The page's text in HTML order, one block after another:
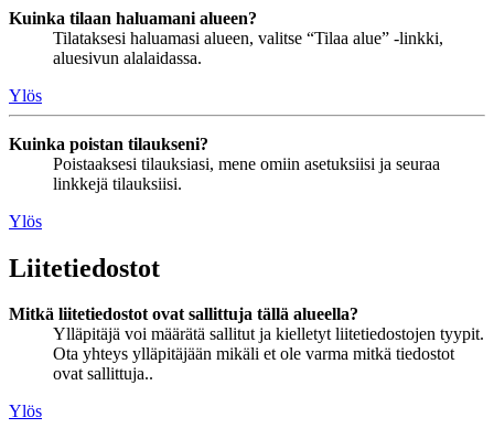
Kuinka tilaan haluamani alueen?
Tilataksesi haluamasi alueen, valitse “Tilaa alue” -linkki,
aluesivun alalaidassa.
Ylös
Kuinka poistan tilaukseni?
Poistaaksesi tilauksiasi, mene omiin asetuksiisi ja seuraa
linkkejä tilauksiisi.
Ylös
Liitetiedostot
Mitkä liitetiedostot ovat sallittuja tällä alueella?
Ylläpitäjä voi määrätä sallitut ja kielletyt liitetiedostojen tyypit.
Ota yhteys ylläpitäjään mikäli et ole varma mitkä tiedostot
ovat sallittuja..
Ylös